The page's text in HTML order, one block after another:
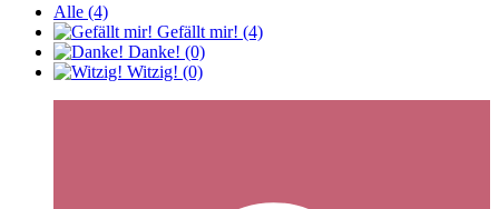
Alle (4)
Gefällt mir! (4)
Danke! (0)
Witzig! (0)